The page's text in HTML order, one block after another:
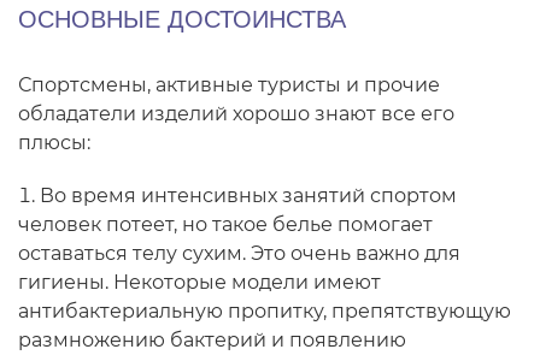
ОСНОВНЫЕ ДОСТОИНСТВА
Спортсмены, активные туристы и прочие
обладатели изделий хорошо знают все его
плюсы:
Во время интенсивных занятий спортом
человек потеет, но такое белье помогает
оставаться телу сухим. Это очень важно для
гигиены. Некоторые модели имеют
антибактериальную пропитку, препятствующую
размножению бактерий и появлению